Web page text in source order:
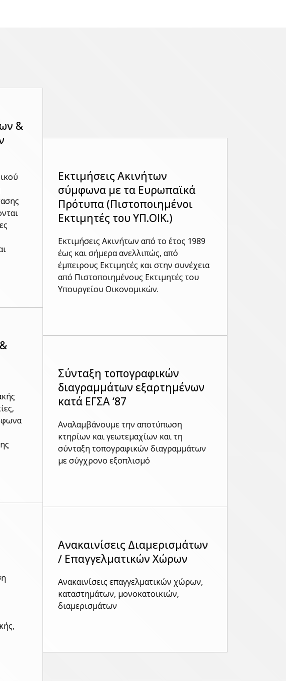
&
Εκτιμήσεις Ακινήτων
σύμφωνα με τα Ευρωπαϊκά
Πρότυπα (Πιστοποιημένοι
Εκτιμητές του ΥΠ.ΟΙΚ.)
Εκτιμήσεις Ακινήτων από το έτος 1989
έως και σήμερα ανελλιπώς, από
έμπειρους Εκτιμητές και στην συνέχεια
από Πιστοποιημένους Εκτιμητές του
Υπουργείου Οικονομικών.
Σύνταξη τοπογραφικών
διαγραμμάτων εξαρτημένων
κατά ΕΓΣΑ ‘87
Αναλαμβάνουμε την αποτύπωση
κτηρίων και γεωτεμαχίων και τη
σύνταξη τοπογραφικών διαγραμμάτων
με σύγχρονο εξοπλισμό
Ανακαινίσεις Διαμερισμάτων
/ Επαγγελματικών Χώρων
Ανακαινίσεις επαγγελματικών χώρων,
καταστημάτων, μονοκατοικιών,
διαμερισμάτων